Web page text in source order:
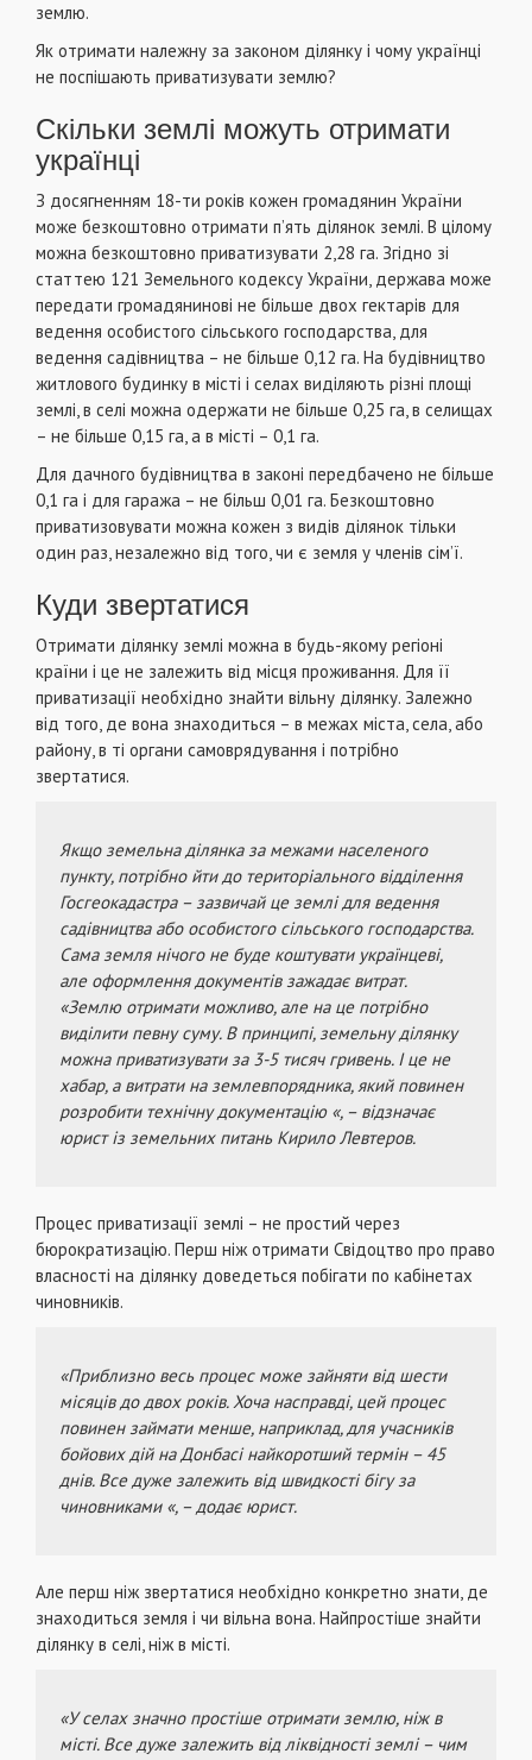
землю.
Як отримати належну за законом ділянку і чому українці
не поспішають приватизувати землю?
Скільки землі можуть отримати
українці
З досягненням 18-ти років кожен громадянин України
може безкоштовно отримати п’ять ділянок землі. В цілому
можна безкоштовно приватизувати 2,28 га. Згідно зі
статтею 121 Земельного кодексу України, держава може
передати громадянинові не більше двох гектарів для
ведення особистого сільського господарства, для
ведення садівництва – не більше 0,12 га. На будівництво
житлового будинку в місті і селах виділяють різні площі
землі, в селі можна одержати не більше 0,25 га, в селищах
– не більше 0,15 га, а в місті – 0,1 га.
Для дачного будівництва в законі передбачено не більше
0,1 га і для гаража – не більш 0,01 га. Безкоштовно
приватизовувати можна кожен з видів ділянок тільки
один раз, незалежно від того, чи є земля у членів сім’ї.
Куди звертатися
Отримати ділянку землі можна в будь-якому регіоні
країни і це не залежить від місця проживання. Для її
приватизації необхідно знайти вільну ділянку. Залежно
від того, де вона знаходиться – в межах міста, села, або
району, в ті органи самоврядування і потрібно
звертатися.
Якщо земельна ділянка за межами населеного
пункту, потрібно йти до територіального відділення
Госгеокадастра – зазвичай це землі для ведення
садівництва або особистого сільського господарства.
Сама земля нічого не буде коштувати українцеві,
але оформлення документів зажадає витрат.
«Землю отримати можливо, але на це потрібно
виділити певну суму. В принципі, земельну ділянку
можна приватизувати за 3-5 тисяч гривень. І це не
хабар, а витрати на землевпорядника, який повинен
розробити технічну документацію «, – відзначає
юрист із земельних питань Кирило Левтеров.
Процес приватизації землі – не простий через
бюрократизацію. Перш ніж отримати Свідоцтво про право
власності на ділянку доведеться побігати по кабінетах
чиновників.
«Приблизно весь процес може зайняти від шести
місяців до двох років. Хоча насправді, цей процес
повинен займати менше, наприклад, для учасників
бойових дій на Донбасі найкоротший термін – 45
днів. Все дуже залежить від швидкості бігу за
чиновниками «, – додає юрист.
Але перш ніж звертатися необхідно конкретно знати, де
знаходиться земля і чи вільна вона. Найпростіше знайти
ділянку в селі, ніж в місті.
«У селах значно простіше отримати землю, ніж в
місті. Все дуже залежить від ліквідності землі – чим